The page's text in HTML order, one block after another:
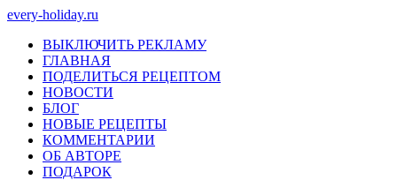
every-holiday.ru
ВЫКЛЮЧИТЬ РЕКЛАМУ
ГЛАВНАЯ
ПОДЕЛИТЬСЯ РЕЦЕПТОМ
НОВОСТИ
БЛОГ
НОВЫЕ РЕЦЕПТЫ
КОММЕНТАРИИ
ОБ АВТОРЕ
ПОДАРОК